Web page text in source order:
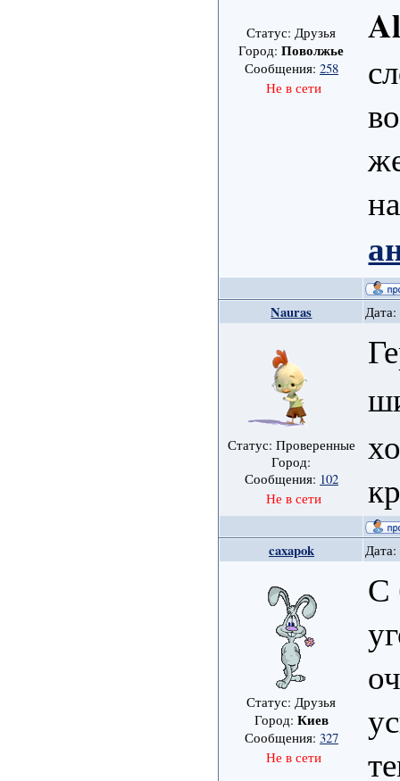
Статус: Друзья
Город:Поволжье
Сообщения: 258
Не в сети
Nauras
Статус: Проверенные
Город:
Сообщения: 102
Не в сети
caxapok
Статус: Друзья
Город: Киев
Сообщения: 327
Не в сети
С